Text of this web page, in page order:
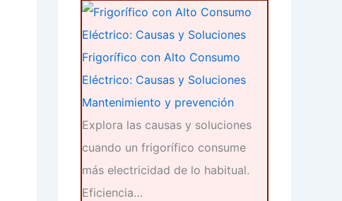
Frigorífico con Alto Consumo
Eléctrico: Causas y Soluciones
Mantenimiento y prevención
Explora las causas y soluciones
cuando un frigorífico consume
más electricidad de lo habitual.
Eficiencia…